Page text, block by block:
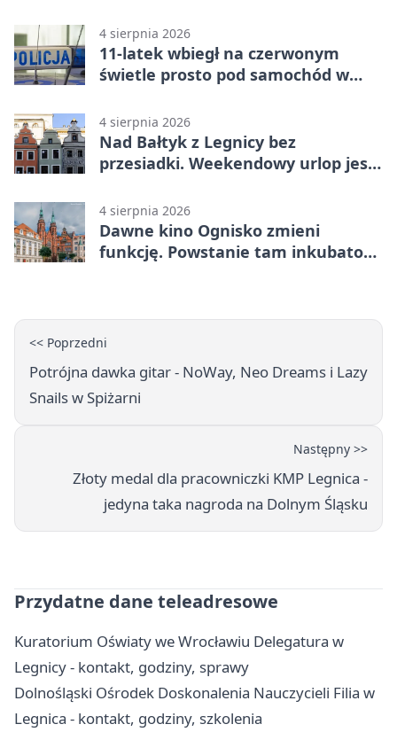
4 sierpnia 2026
11-latek wbiegł na czerwonym
świetle prosto pod samochód w
4 sierpnia 2026
Nad Bałtyk z Legnicy bez
przesiadki. Weekendowy urlop jest
4 sierpnia 2026
Dawne kino Ognisko zmieni
funkcję. Powstanie tam inkubator
<< Poprzedni
Potrójna dawka gitar - NoWay, Neo Dreams i Lazy
Snails w Spiżarni
Następny >>
Złoty medal dla pracowniczki KMP Legnica -
jedyna taka nagroda na Dolnym Śląsku
Przydatne dane teleadresowe
Kuratorium Oświaty we Wrocławiu Delegatura w
Legnicy - kontakt, godziny, sprawy
Dolnośląski Ośrodek Doskonalenia Nauczycieli Filia w
Legnica - kontakt, godziny, szkolenia